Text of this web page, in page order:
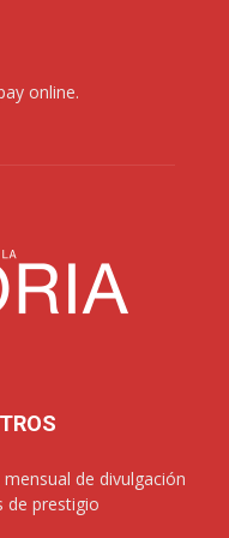
de divulgación
de prestigio